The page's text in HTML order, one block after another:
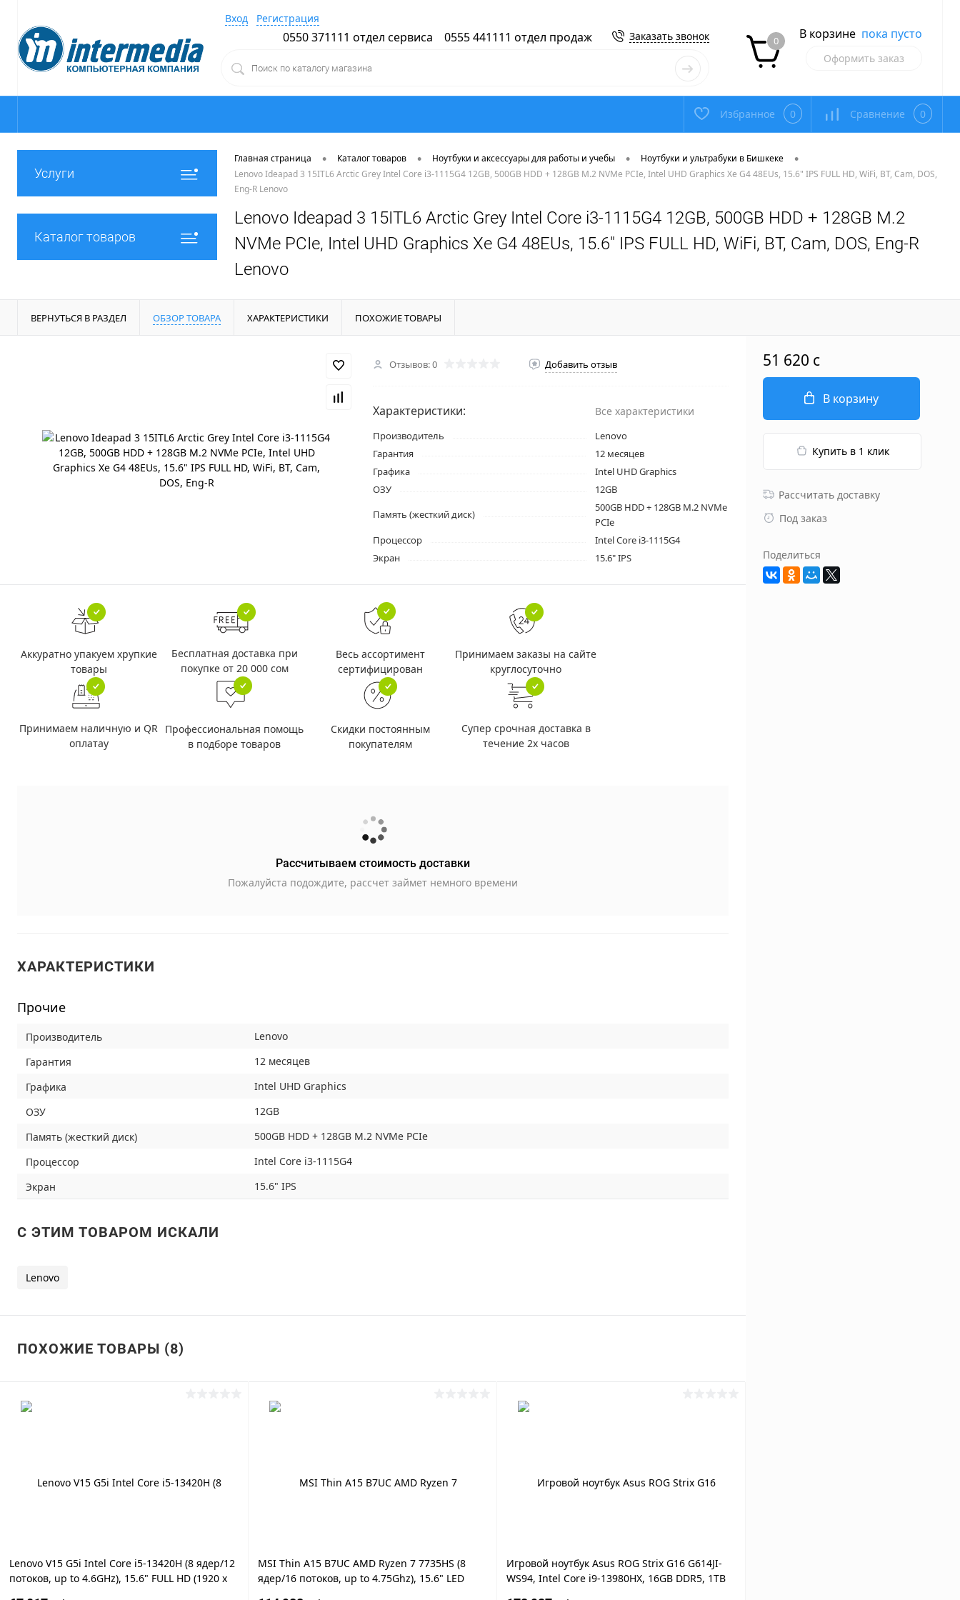
Вход Регистрация
0550 371111 отдел сервиса 0555 441111 отдел продаж Заказать звонок 0 В корзине пока пусто
Оформить заказ
Избранное 0 Сравнение 0
Услуги
Каталог товаров
Главная страница • Каталог товаров • Ноутбуки и аксессуары для работы и учебы • Ноутбуки и ультрабуки в Бишкеке •
Lenovo Ideapad 3 15ITL6 Arctic Grey Intel Core i3-1115G4 12GB, 500GB HDD + 128GB M.2 NVMe PCIe, Intel UHD Graphics Xe G4 48EUs, 15.6" IPS FULL HD, WiFi, BT, Cam, DOS,
Eng-R Lenovo
Lenovo Ideapad 3 15ITL6 Arctic Grey Intel Core i3-1115G4 12GB, 500GB HDD + 128GB M.2
NVMe PCIe, Intel UHD Graphics Xe G4 48EUs, 15.6" IPS FULL HD, WiFi, BT, Cam, DOS, Eng-R
Lenovo
ВЕРНУТЬСЯ В РАЗДЕЛ ОБЗОР ТОВАРА ХАРАКТЕРИСТИКИ ПОХОЖИЕ ТОВАРЫ
Отзывов: 0 Добавить отзыв
Характеристики: Все характеристики
Производитель
Lenovo
Гарантия
12 месяцев
Графика
Intel UHD Graphics
ОЗУ
12GB
Память (жесткий диск)
500GB HDD + 128GB M.2 NVMe
PCIe
Процессор
Intel Core i3-1115G4
Экран
15.6" IPS
Аккуратно упакуем хрупкие
товары
Бесплатная доставка при
покупке от 20 000 сом
Весь ассортимент
сертифицирован
Принимаем заказы на сайте
круглосуточно
Принимаем наличную и QR
оплатау
Профессиональная помощь
в подборе товаров
Скидки постоянным
покупателям
Супер срочная доставка в
течение 2х часов
Рассчитываем стоимость доставки
Пожалуйста подождите, рассчет займет немного времени
ХАРАКТЕРИСТИКИ
Прочие
Производитель
Lenovo
Гарантия
12 месяцев
Графика
Intel UHD Graphics
ОЗУ
12GB
Память (жесткий диск)
500GB HDD + 128GB M.2 NVMe PCIe
Процессор
Intel Core i3-1115G4
Экран
15.6" IPS
C ЭТИМ ТОВАРОМ ИСКАЛИ
Lenovo
ПОХОЖИЕ ТОВАРЫ (8)
Lenovo V15 G5i Intel Core i5-13420H (8 ядер/12
потоков, up to 4.6GHz), 15.6" FULL HD (1920 x
MSI Thin A15 B7UC AMD Ryzen 7 7735HS (8
ядер/16 потоков, up to 4.75Ghz), 15.6" LED
Игровой ноутбук Asus ROG Strix G16 G614JI-
WS94, Intel Core i9-13980HX, 16GB DDR5, 1TB
51 620 c
В корзину
Купить в 1 клик
Рассчитать доставку
Под заказ
Поделиться